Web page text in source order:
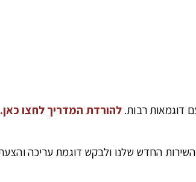
להורדת המדריך לחצו כאן.